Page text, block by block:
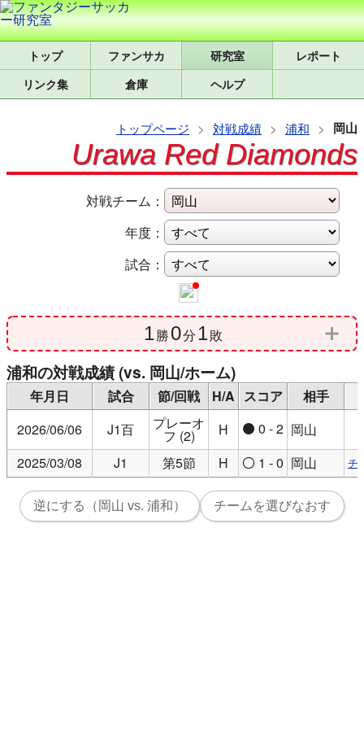
トップ 研究室
レポート
リンク集
倉庫 ヘルプ
トップページ 対戦成績 浦和 岡山
Urawa Red Diamonds
対戦チーム：
年度：
試合：
1勝0分1敗
勝 分 負 得点 失点 SH 被SH 完封 試合
通算： 1勝 0分 1敗 0.50 1.00
ホーム：
勝 0 1敗 0.50 1.00 9.0 9.0 1
0 0 0 敗 - 0
浦和の対戦成績 (vs. 岡山/ホーム)
年月日 試合 節/回戦 H/A スコア
相手
2026/06/06
J1百 プレーオ
フ (2) H ● 0 - 2 岡山
2025/03/08
J1 第5節 H ○ 1 - 0 岡山 チ
逆にする（岡山 vs. 浦和） チームを選びなおす